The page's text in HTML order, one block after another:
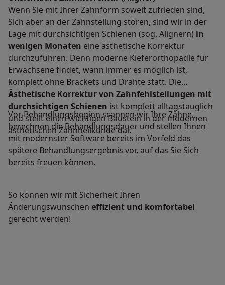
Wenn Sie mit Ihrer Zahnform soweit zufrieden sind,
Sich aber an der Zahnstellung stören, sind wir in der
Lage mit durchsichtigen Schienen (sog. Alignern) in
wenigen Monaten eine ästhetische Korrektur
durchzuführen. Denn moderne Kieferorthopädie für
Erwachsene findet, wann immer es möglich ist,
komplett ohne Brackets und Drähte statt. Die
Ästhetische Korrektur von Zahnfehlstellungen mit
durchsichtigen Schienen ist komplett alltagstauglich
und stellt einen wichtigen Baustein in der modernen
ästhetischen Zahnheilkunde dar.
Vor Behandlungsbeginn scannen wir Ihre Zähne,
berechnen die Behandlungsdauer und stellen Ihnen
mit modernster Software bereits im Vorfeld das
spätere Behandlungsergebnis vor, auf das Sie Sich
bereits freuen können.
So können wir mit Sicherheit Ihren
Änderungswünschen effizient und komfortabel
gerecht werden!